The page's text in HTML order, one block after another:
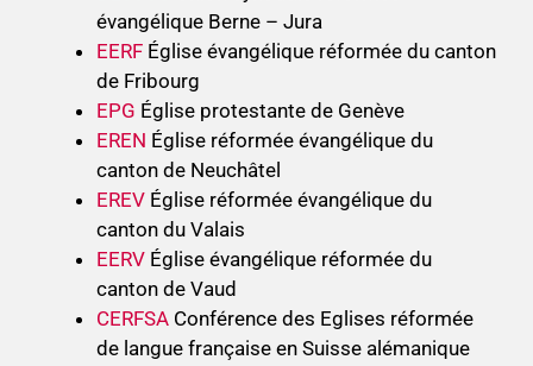
évangélique Berne – Jura
EERF Église évangélique réformée du canton
de Fribourg
EPG Église protestante de Genève
EREN Église réformée évangélique du
canton de Neuchâtel
EREV Église réformée évangélique du
canton du Valais
EERV Église évangélique réformée du
canton de Vaud
CERFSA Conférence des Eglises réformée
de langue française en Suisse alémanique